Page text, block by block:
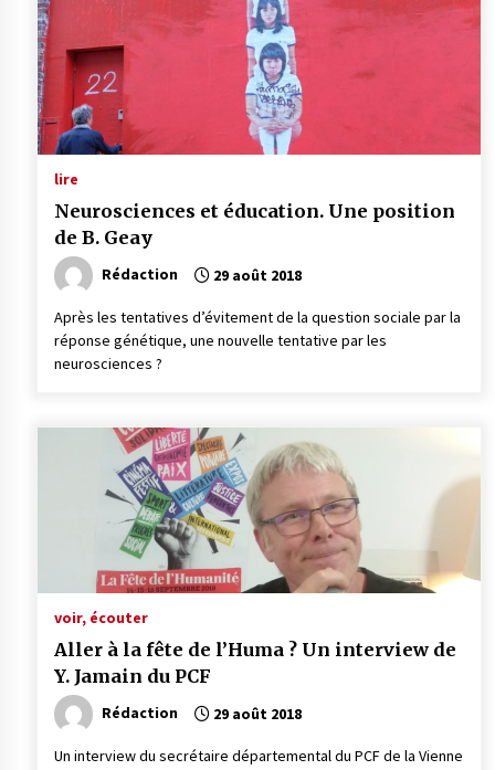
lire
Neurosciences et éducation. Une position
de B. Geay
Rédaction 29 août 2018
Après les tentatives d’évitement de la question sociale par la
réponse génétique, une nouvelle tentative par les
neurosciences ?
voir, écouter
Aller à la fête de l’Huma ? Un interview de
Y. Jamain du PCF
Rédaction 29 août 2018
Un interview du secrétaire départemental du PCF de la Vienne